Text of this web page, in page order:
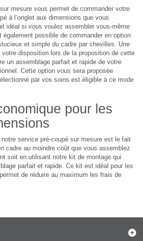
mesure vous permet de commander votre
à l’onglet aux dimensions que vous
idéal si vous voulez assembler vous-même
possible de commander en option
et simple du cadre par chevilles. Une
disposition lors de la proposition de cette
un assemblage parfait et rapide de votre
Cette option vous sera proposée
par vos soins est éligible à ce mode
pour les
service pré-coupé sur mesure est le fait
cadre au moindre coût que vous assemblez
soit en utilisant notre kit de montage qui
parfait et rapide. Ce kit est idéal pour les
de réduire au maximum les frais de